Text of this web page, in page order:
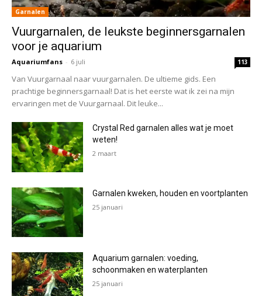
Garnalen
Vuurgarnalen, de leukste beginnersgarnalen
voor je aquarium
Aquariumfans - 6 juli 113
Van Vuurgarnaal naar vuurgarnalen. De ultieme gids. Een
prachtige beginnersgarnaal! Dat is het eerste wat ik zei na mijn
ervaringen met de Vuurgarnaal. Dit leuke...
Crystal Red garnalen alles wat je moet
weten!
2 maart
Garnalen kweken, houden en voortplanten
25 januari
Aquarium garnalen: voeding,
schoonmaken en waterplanten
25 januari